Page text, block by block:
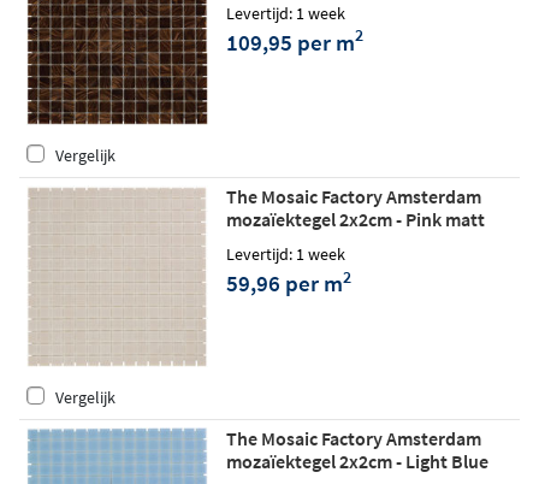
Levertijd: 1 week
109,95 per m2
Vergelijk
The Mosaic Factory Amsterdam
mozaïektegel 2x2cm - Pink matt
Levertijd: 1 week
59,96 per m2
Vergelijk
The Mosaic Factory Amsterdam
mozaïektegel 2x2cm - Light Blue